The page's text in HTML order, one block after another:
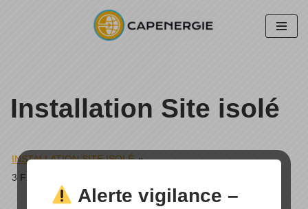
Installation Site isolé
INSTALLATION SITE ISOLÉ »
3 FERMES SOLAIRES AUX PHILIPPINES
Alerte vigilance –